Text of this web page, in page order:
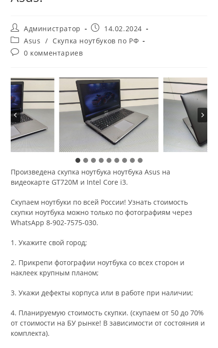
Автор
записи:
Администратор
Запись
опубликована:
14.02.2024
Рубрика
записи:
Asus / Скупка ноутбуков по РФ
Комментарии
0 комментариев
Произведена скупка ноутбука ноутбука Asus на
видеокарте GT720M и Intel Core i3.
Скупаем ноутбуки по всей России! Узнать стоимость
скупки ноутбука можно только по фотографиям через
WhatsApp 8-902-7575-030.
1. Укажите свой город;
2. Прикрепи фотографии ноутбука со всех сторон и
наклеек крупным планом;
3. Укажи дефекты корпуса или в работе при наличии;
4. Планируемую стоимость скупки. (скупаем от 50 до 70%
от стоимости на БУ рынке! В зависимости от состояния и
комплекта).